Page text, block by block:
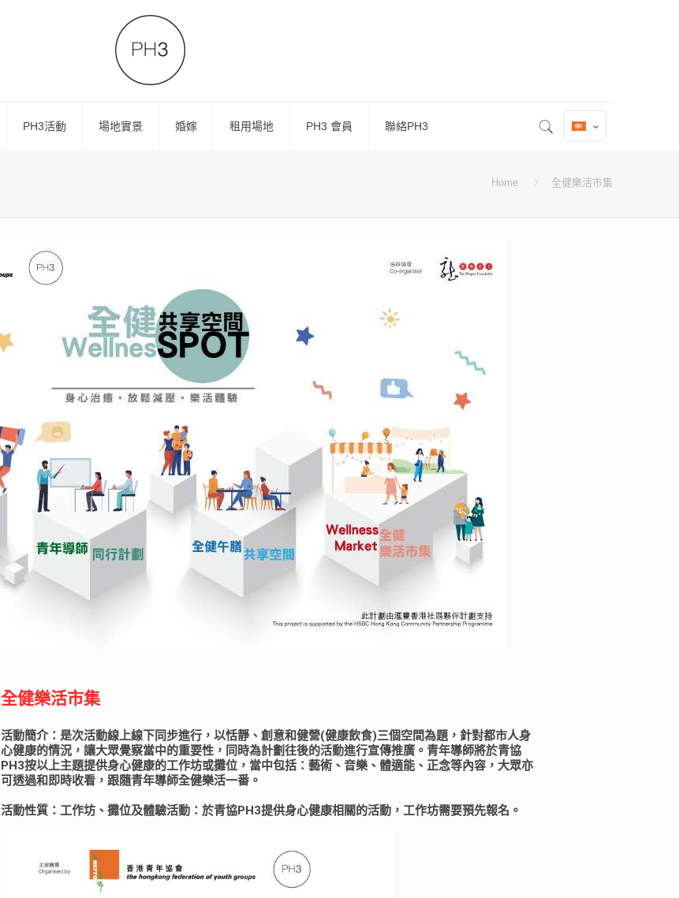
PH3活動 場地實景 婚嫁 租用場地 PH3 會員 聯絡PH3
Home 全健樂活市集
全健樂活市集
活動簡介：是次活動線上線下同步進行，以恬靜、創意和健營(健康飲食)三個空間為題，針對都市人身
心健康的情況，讓大眾覺察當中的重要性，同時為計劃往後的活動進行宣傳推廣。青年導師將於青協
PH3按以上主題提供身心健康的工作坊或攤位，當中包括：藝術、音樂、體適能、正念等內容，大眾亦
可透過和即時收看，跟隨青年導師全健樂活一番。
活動性質：工作坊、攤位及體驗活動：於青協PH3提供身心健康相關的活動，工作坊需要預先報名。